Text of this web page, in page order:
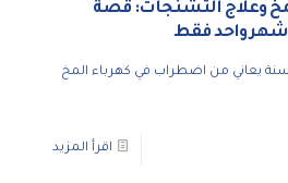
وعلاج التشنجات: قصة
واحد فقط
تحسن في حالة شاب 39 سنة يعاني من اضطراب في كهرباء المخ
اقرأ المزيد